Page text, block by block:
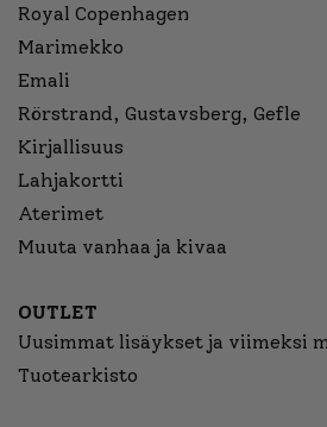
Royal Copenhagen
Marimekko
Emali
Rörstrand, Gustavsberg, Gefle
Kirjallisuus
Lahjakortti
Aterimet
Muuta vanhaa ja kivaa
OUTLET
Uusimmat lisäykset ja viimeksi
Tuotearkisto